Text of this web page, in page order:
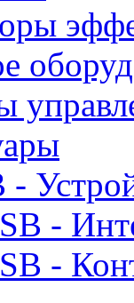
-
-